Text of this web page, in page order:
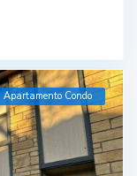
Apartamento Condo